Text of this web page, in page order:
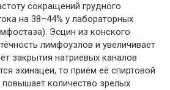
сокращений грудного
на 38–44% у лабораторных
Эсцин из конского
лимфоузлов и увеличивает
закрытия натриевых каналов
эхинацеи, то приём её спиртовой
повышает количество зрелых